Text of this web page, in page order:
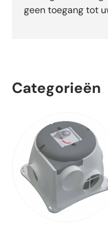
geen toegang tot
Categorieën